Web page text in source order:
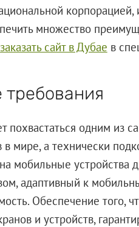
множество
заказать сайт в Дубае в
похвастаться одним из
мире, а технически
мобильные устройства
адаптивный к
Обеспечение того,
и устройств,